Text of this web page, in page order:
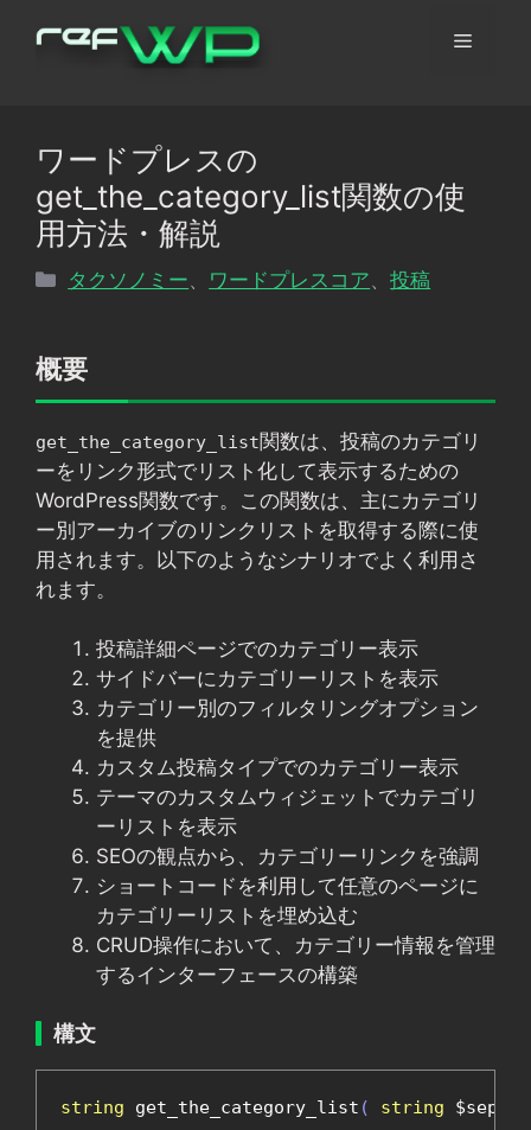
メ
ワードプレスの
get_the_category_list関数の使
用方法・解説
カ
リ
タクソノミー ワードプレスコア 、投稿
概要
get_the_category_list関数は、投稿のカテゴリ
ーをリンク形式でリスト化して表示するための
WordPress関数です。この関数は、主にカテゴリ
ー別アーカイブのリンクリストを取得する際に使
用されます。以下のようなシナリオでよく利用さ
れます。
投稿詳細ページでのカテゴリー表示
サイドバーにカテゴリーリストを表示
カテゴリー別のフィルタリングオプション
を提供
カスタム投稿タイプでのカテゴリー表示
テーマのカスタムウィジェットでカテゴリ
ーリストを表示
SEOの観点から、カテゴリーリンクを強調
ショートコードを利用して任意のページに
カテゴリーリストを埋め込む
CRUD操作において、カテゴリー情報を管理
するインターフェースの構築
構文
string get_the_category_list ( string